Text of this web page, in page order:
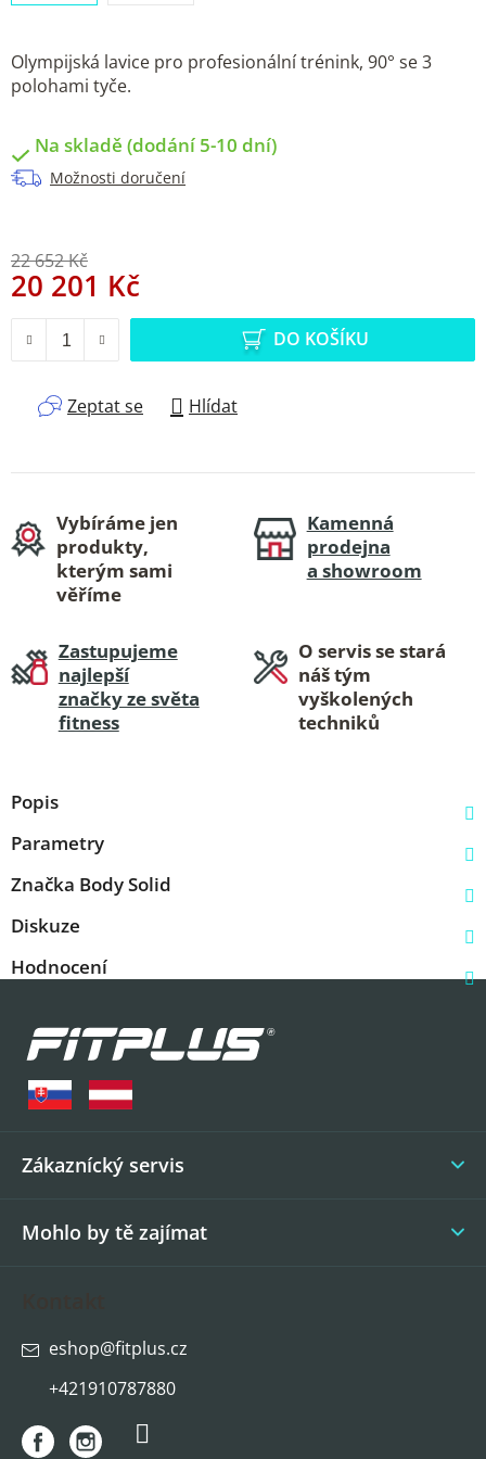
Olympijská lavice pro profesionální trénink, 90° se 3
polohami tyče.
Na skladě (dodání 5-10 dní)
Možnosti doručení
22 652 Kč
20 201 Kč
DO KOŠÍKU
Zeptat se Hlídat
Vybíráme jen
produkty,
kterým sami
věříme
Kamenná
prodejna
a showroom
Zastupujeme
najlepší
značky ze světa
fitness
O servis se stará
náš tým
vyškolených
techniků
Popis
Parametry
Značka Body Solid
Diskuze
Hodnocení
Zákaznícký servis
Mohlo by tě zajímat
eshop@fitplus.cz
+421910787880